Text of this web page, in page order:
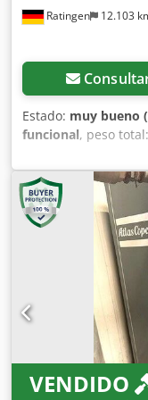
Ratingen 12.103
Estado: muy bueno
funcional, peso total:
combustible:80 l,
longitud total:3.740
total:1.360 mm ,
volumétrico:
318
presión (mín.):4 bar
, Año
funcionamiento:
04/2025
, número
Equipamiento:
UVV
robusto y resistente
estacionamiento
Engrasador de
VENDIDO